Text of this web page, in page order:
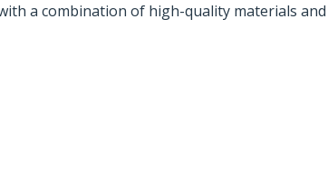
a combination of high-quality materials